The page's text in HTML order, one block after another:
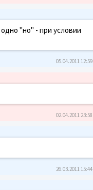
"но" - при условии
05.04.2011 12:59
02.04.2011 23:58
26.03.2011 15:44